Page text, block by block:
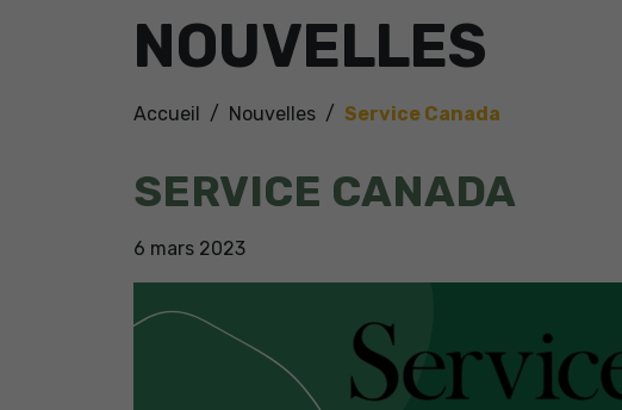
NOUVELLES
Accueil Nouvelles Service Canada
SERVICE CANADA
6 mars 2023